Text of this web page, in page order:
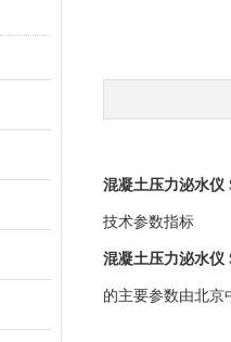
混凝土压力泌水仪
技术参数指标
混凝土压力泌水仪
的主要参数由北京